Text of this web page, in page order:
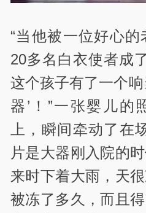
“当他被一位好心的
20多名白衣使者成
这个孩子有了一个
器’！”一张婴儿的
上，瞬间牵动了在
片是大器刚入院的
来时下着大雨，天
被冻了多久，而且